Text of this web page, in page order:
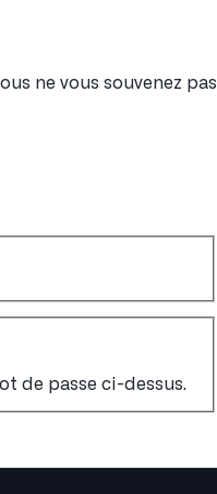
ne vous souvenez pas
de passe ci-dessus.